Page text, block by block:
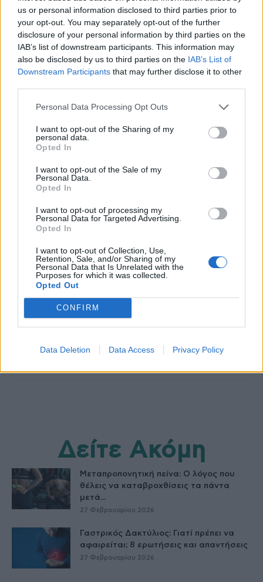
us or personal information disclosed to third parties prior to
your opt-out. You may separately opt-out of the further
disclosure of your personal information by third parties on the
IAB’s list of downstream participants. This information may
also be disclosed by us to third parties on the IAB’s List of
Downstream Participants that may further disclose it to other
Personal Data Processing Opt Outs
I want to opt-out of the Sharing of my
personal data.
Opted In
I want to opt-out of the Sale of my
Personal Data.
Opted In
I want to opt-out of processing my
Personal Data for Targeted Advertising.
Opted In
I want to opt-out of Collection, Use,
Retention, Sale, and/or Sharing of my
Personal Data that Is Unrelated with the
Purposes for which it was collected.
Opted Out
CONFIRM
Data Deletion Data Access Privacy Policy
Πασχαλινό τραπέζι: Τι μπορεί να πυροδοτήσει
έκζεμα &#8211; Τα φιλικά για το ατοπικό δέρμα
Νηστίσιμα και υγιεινά σνακ για όλες τις ώρες της ημέρας
HS Team
Δείτε Ακόμη
Μεταπροπονητική πείνα: Ο λόγος που
θέλεις να καταβροχθίσεις τα πάντα
μετά...
27 Φεβρουαρίου 2026
Γαστρικός Δακτύλιος: Γιατί πρέπει να
αφαιρείται; 8 ερωτήσεις και απαντήσεις
27 Φεβρουαρίου 2026